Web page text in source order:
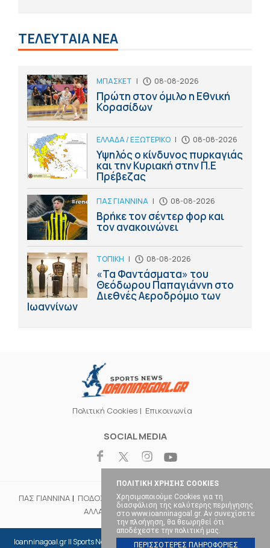
ΠΟΛΙΤΙΚΗ ΧΡΗΣΗΣ COOKIES
Χρησιμοποιούμε Cookies για τη
διασφάλιση της καλύτερης περιήγησης
στο www.ioanninagoal.gr. Αν συνεχίσετε
την πλοήγηση, θα θεωρηθεί ότι
αποδέχεστε την πολιτική μας.
ΠΕΡΙΣΣΟΤΕΡΕΣ ΠΛΗΡΟΦΟΡΙΕΣ
ΤΕΛΕΥΤΑΙΑ ΝΕΑ
ΜΠΑΣΚΕΤ | 08-08-2026
Πρώτη στον όμιλο η Εθνική
Κορασίδων
ΕΛΛΑΔΑ / ΕΞΩΤΕΡΙΚΟ | 08-08-2026
Υψηλός ο κίνδυνος πυρκαγιάς
και την Κυριακή στην Π.Ε
Πρέβεζας
ΠΑΣ ΓΙΑΝΝΙΝΑ | 08-08-2026
Βρήκε τον σέντερ φορ και
τον ανακοινώνει
ΤΟΠΙΚΗ | 08-08-2026
«Τα Φαντάσματα» του
Θεόδωρου Παπαγιάννη στο
Διεθνές Αεροδρόμιο των
Ιωαννίνων
Πολιτική Cookies Επικοινωνία
SOCIAL MEDIA
ΠΑΣ ΓΙΑΝΝΙΝΑ ΠΟΔΟΣΦΑΙΡΟ ΜΠΑΣΚΕΤ ΒΟΛΕΪ
ΧΑΝΤΜΠΟΛ
ΑΛΛΑ ΣΠΟΡ
ΕΠΙΚΑΙΡΟΤΗΤΑ
Ioanninagoal.gr || Sports News || Αθλητικό portal στα Ιωάννινα, Copyright ©